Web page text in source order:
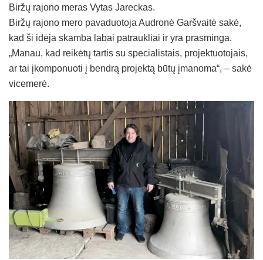
Biržų rajono meras Vytas Jareckas.
Biržų rajono mero pavaduotoja Audronė Garšvaitė sakė,
kad ši idėja skamba labai patraukliai ir yra prasminga.
„Manau, kad reikėtų tartis su specialistais, projektuotojais,
ar tai įkomponuoti į bendrą projektą būtų įmanoma“, – sakė
vicemerė.